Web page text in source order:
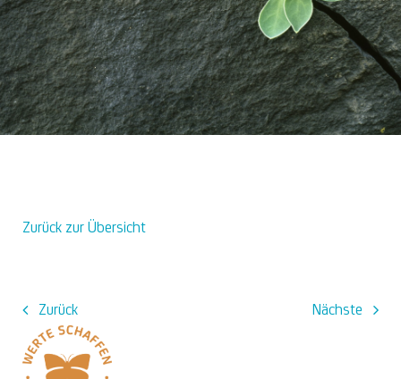
Über uns
Zurück zur Übersicht
Zurück Nächste